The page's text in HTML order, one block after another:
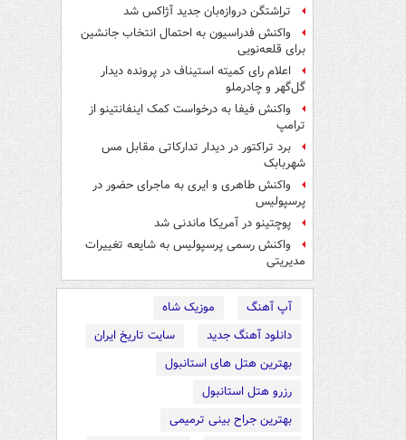
تراِشتگن دروازه‌بان جدید آژاکس شد
واکنش فدراسیون به احتمال انتخاب جانشین
برای قلعه‌نویی
اعلام رای کمیته استیناف در پرونده دیدار
گل‌گهر و چادرملو
واکنش فیفا به درخواست کمک اینفانتینو از
ترامپ
برد تراکتور در دیدار تدارکاتی مقابل مس
شهربابک
واکنش طاهری و ایری به ماجرای حضور در
پرسپولیس
پوچتینو در آمریکا ماندنی شد
واکنش رسمی پرسپولیس به شایعه تغییرات
مدیریتی
آپ آهنگ
موزیک شاه
دانلود آهنگ جدید
سایت تاریخ ایران
بهترین هتل های استانبول
رزرو هتل استانبول
بهترین جراح بینی ترمیمی